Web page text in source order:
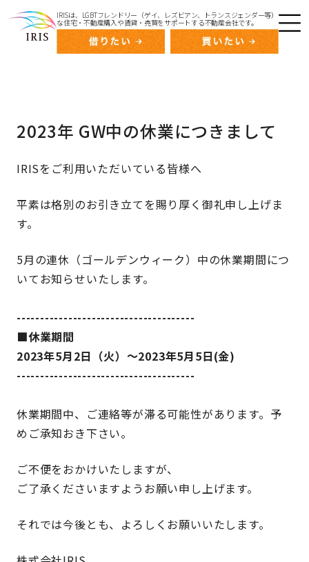
IRISは、LGBTフレンドリー（ゲイ、レズビアン、トランスジェンダー等）
な住宅・不動産購入や賃貸・売買をサポートする不動産会社です。
2023年 GW中の休業につきまして
IRISをご利用いただいている皆様へ
平素は格別のお引き立てを賜り厚く御礼申し上げま
す。
5月の連休（ゴールデンウィーク）中の休業期間につ
いてお知らせいたします。
--------------------------------------
■休業期間
2023年5月2日（火）～2023年5月5日(金)
--------------------------------------
休業期間中、ご連絡等が滞る可能性があります。予
めご承知おき下さい。
ご不便をおかけいたしますが、
ご了承くださいますようお願い申し上げます。
それでは今後とも、よろしくお願いいたします。